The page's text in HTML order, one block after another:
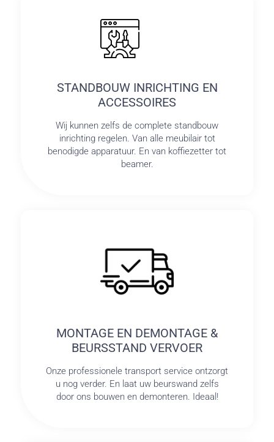
STANDBOUW INRICHTING EN
ACCESSOIRES
Wij kunnen zelfs de complete standbouw
inrichting regelen. Van alle meubilair tot
benodigde apparatuur. En van koffiezetter tot
beamer.
MONTAGE EN DEMONTAGE &
BEURSSTAND VERVOER
Onze professionele transport service ontzorgt
u nog verder. En laat uw beurswand zelfs
door ons bouwen en demonteren. Ideaal!